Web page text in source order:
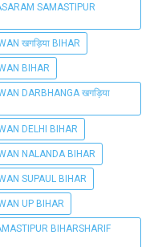
SAMASTIPUR
खगड़िया BIHAR
BIHAR
DARBHANGA खगड़िया
DELHI BIHAR
NALANDA BIHAR
SUPAUL BIHAR
UP BIHAR
BIHARSHARIF